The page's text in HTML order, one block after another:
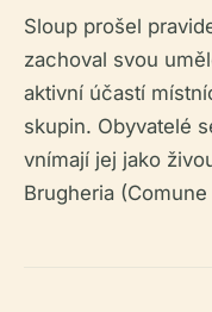
Sloup prošel
zachoval svou
aktivní účastí
skupin. Obyvatelé
vnímají jej jako
Brugheria